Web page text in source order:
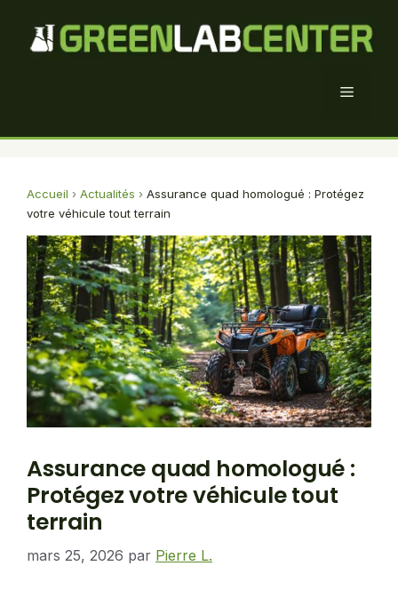
Menu
Accueil › Actualités › Assurance quad homologué : Protégez
votre véhicule tout terrain
Assurance quad homologué :
Protégez votre véhicule tout
terrain
mars 25, 2026 par Pierre L.